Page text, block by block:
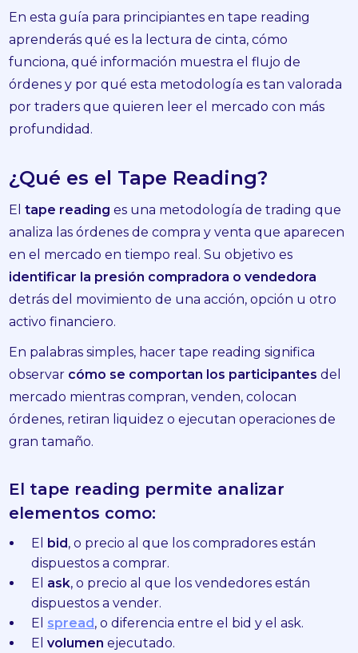
En esta guía para principiantes en tape reading
aprenderás qué es la lectura de cinta, cómo
funciona, qué información muestra el flujo de
órdenes y por qué esta metodología es tan valorada
por traders que quieren leer el mercado con más
profundidad.
¿Qué es el Tape Reading?
Eltape reading es una metodología de trading que
analiza las órdenes de compra y venta que aparecen
en el mercado en tiempo real. Su objetivo es
identificar la presión compradora o vendedora
detrás del movimiento de una acción, opción u otro
activo financiero.
En palabras simples, hacer tape reading significa
observar cómo se comportan los participantes del
mercado mientras compran, venden, colocan
órdenes, retiran liquidez o ejecutan operaciones de
gran tamaño.
El tape reading permite analizar
elementos como:
El bid, o precio al que los compradores están
dispuestos a comprar.
El ask, o precio al que los vendedores están
dispuestos a vender.
El spread, o diferencia entre el bid y el ask.
Elvolumen ejecutado.